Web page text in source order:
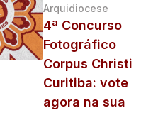
Arquidiocese
4ª Concurso
Fotográfico
Corpus Christi
Curitiba: vote
agora na sua